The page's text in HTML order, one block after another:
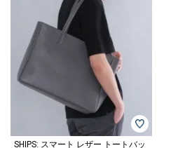
SHIPS: スマート レザー トートバッ